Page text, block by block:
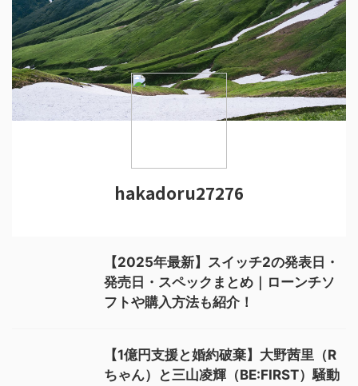
hakadoru27276
【2025年最新】スイッチ2の発表日・
発売日・スペックまとめ｜ローンチソ
フトや購入方法も紹介！
【1億円支援と婚約破棄】大野茜里（R
ちゃん）と三山凌輝（BE:FIRST）騒動